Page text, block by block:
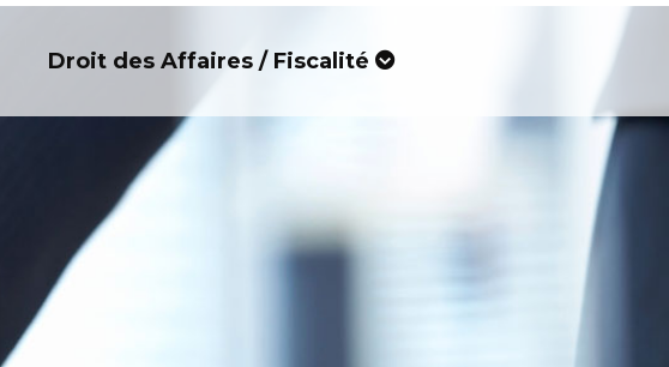
Droit des Affaires / Fiscalité